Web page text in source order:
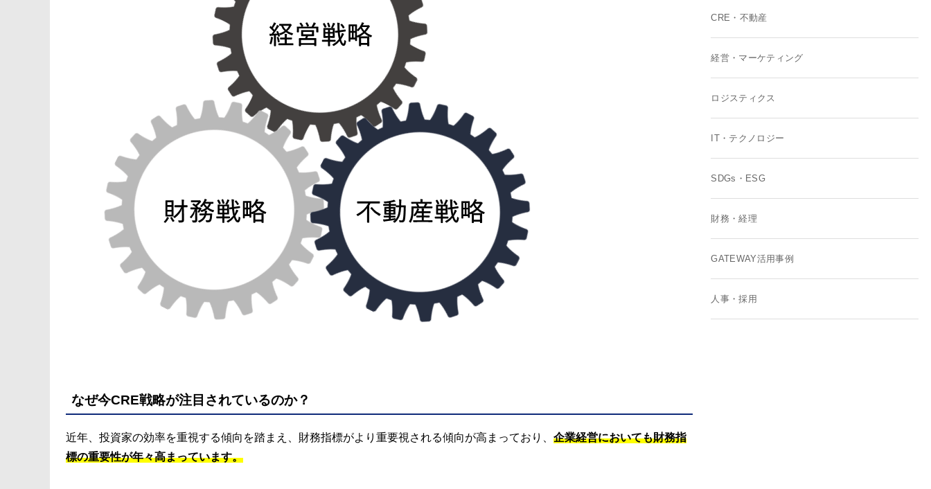
なぜ今CRE戦略が注目されているのか？
近年、投資家の効率を重視する傾向を踏まえ、財務指標がより重要視される傾向が高まっており、 企業経営においても財務指
標の重要性が年々高まっています。
CRE・不動産
経営・マーケティング
ロジスティクス
IT・テクノロジー
SDGs・ESG
財務・経理
GATEWAY活用事例
人事・採用